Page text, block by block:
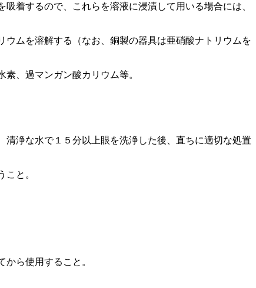
着するので、これらを溶液に浸漬して用いる場合には、
ムを溶解する（なお、銅製の器具は亜硝酸ナトリウムを
、過マンガン酸カリウム等。
浄な水で１５分以上眼を洗浄した後、直ちに適切な処置
と。
ら使用すること。